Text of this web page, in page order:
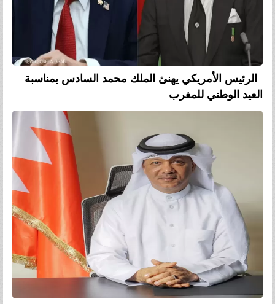
الرئيس الأمريكي يهنئ الملك محمد السادس بمناسبة
العيد الوطني للمغرب